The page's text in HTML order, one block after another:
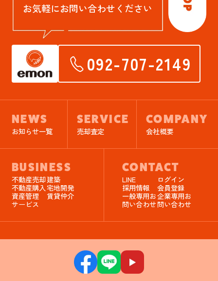
お気軽にお問い合わせください
092-707-2149
NEWS
お知らせ一覧
SERVICE
売却査定
COMPANY
会社概要
BUSINESS
不動産売却建築
不動産購入宅地開発
資産管理
サービス
賃貸仲介
CONTACT
LINE
ログイン
採用情報
会員登録
一般専用お
問い合わせ
企業専用お
問い合わせ